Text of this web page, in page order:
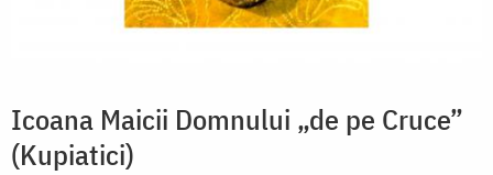
Icoana Maicii Domnului „de pe Cruce”
(Kupiatici)